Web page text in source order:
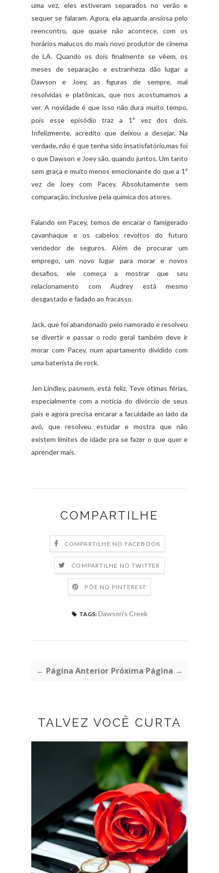
uma vez, eles estiveram separados no verão e
sequer se falaram. Agora, ela aguarda ansiosa pelo
reencontro, que quase não acontece, com os
horários malucos do mais novo produtor de cinema
de LA. Quando os dois finalmente se vêem, os
meses de separação e estranheza dão lugar a
Dawson e Joey, as figuras de sempre, mal
resolvidas e platônicas, que nos acostumamos a
ver. A novidade é que isso não dura muito tempo,
pois esse episódio traz a 1ª vez dos dois.
Infelizmente, acredito que deixou a desejar. Na
verdade, não é que tenha sido insatisfatório,mas foi
o que Dawson e Joey são, quando juntos. Um tanto
sem graça e muito menos emocionante do que a 1ª
vez de Joey com Pacey. Absolutamente sem
comparação, inclusive pela química dos atores.
Falando em Pacey, temos de encarar o famigerado
cavanhaque e os cabelos revoltos do futuro
vendedor de seguros. Além de procurar um
emprego, um novo lugar para morar e novos
desafios, ele começa a mostrar que seu
relacionamento com Audrey está mesmo
desgastado e fadado ao fracasso.
Jack, que foi abandonado pelo namorado e resolveu
se divertir e passar o rodo geral também deve ir
morar com Pacey, num apartamento dividido com
uma baterista de rock.
Jen Lindley, pasmem, está feliz. Teve ótimas férias,
especialmente com a notícia do divórcio de seus
pais e agora precisa encarar a faculdade ao lado da
avó, que resolveu estudar e mostra que não
existem limites de idade pra se fazer o que quer e
aprender mais.
COMPARTILHE
COMPARTILHE NO FACEBOOK
COMPARTILHE NO TWITTER
PÕE NO PINTEREST
TAGS: Dawson's Creek
← Página Anterior Próxima Página →
TALVEZ VOCÊ CURTA